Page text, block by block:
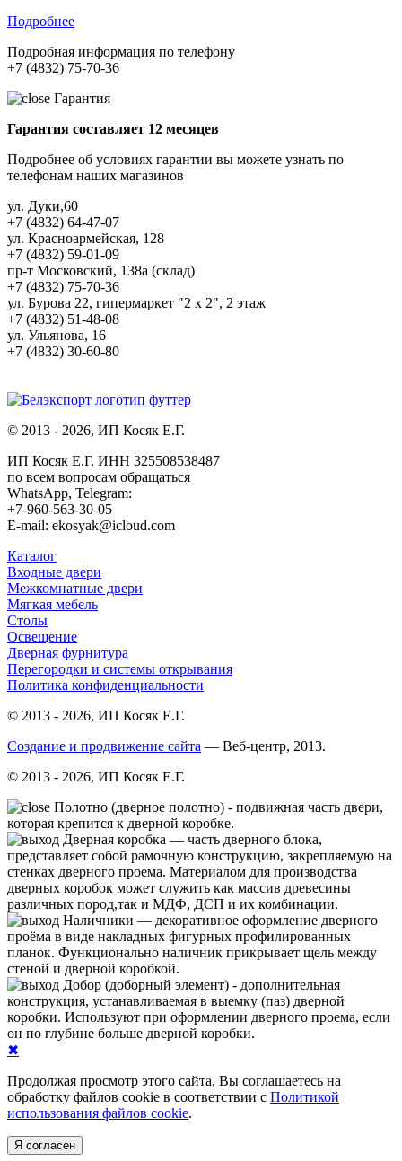
Подробнее
Подробная информация по телефону
+7 (4832) 75-70-36
Гарантия
Гарантия составляет 12 месяцев
Подробнее об условиях гарантии вы можете узнать по
телефонам наших магазинов
ул. Дуки,60
+7 (4832) 64-47-07
ул. Красноармейская, 128
+7 (4832) 59-01-09
пр-т Московский, 138а (склад)
+7 (4832) 75-70-36
ул. Бурова 22, гипермаркет "2 х 2", 2 этаж
+7 (4832) 51-48-08
ул. Ульянова, 16
+7 (4832) 30-60-80
© 2013 - 2026, ИП Косяк Е.Г.
ИП Косяк Е.Г. ИНН 325508538487
по всем вопросам обращаться
WhatsApp, Telegram:
+7-960-563-30-05
E-mail: ekosyak@icloud.com
Каталог
Входные двери
Межкомнатные двери
Мягкая мебель
Столы
Освещение
Дверная фурнитура
Перегородки и системы открывания
Политика конфиденциальности
© 2013 - 2026, ИП Косяк Е.Г.
Создание и продвижение сайта — Веб-центр, 2013.
© 2013 - 2026, ИП Косяк Е.Г.
Полотно (дверное полотно) - подвижная часть двери,
которая крепится к дверной коробке.
Дверная коробка — часть дверного блока,
представляет собой рамочную конструкцию, закрепляемую на
стенках дверного проема. Материалом для производства
дверных коробок может служить как массив древесины
различных пород,так и МДФ, ДСП и их комбинации.
Нали́чники — декоративное оформление дверного
проёма в виде накладных фигурных профилированных
планок. Функционально наличник прикрывает щель между
стеной и дверной коробкой.
Добор (доборный элемент) - дополнительная
конструкция, устанавливаемая в выемку (паз) дверной
коробки. Используют при оформлении дверного проема, если
он по глубине больше дверной коробки.
✖
Продолжая просмотр этого сайта, Вы соглашаетесь на
обработку файлов cookie в соответствии с Политикой
использования файлов cookie.
Я согласен